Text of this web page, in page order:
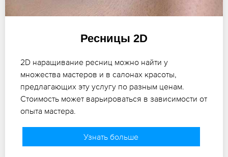
Ресницы 2D
2D наращивание ресниц можно найти у
множества мастеров и в салонах красоты,
предлагающих эту услугу по разным ценам.
Стоимость может варьироваться в зависимости от
опыта мастера.
Узнать больше